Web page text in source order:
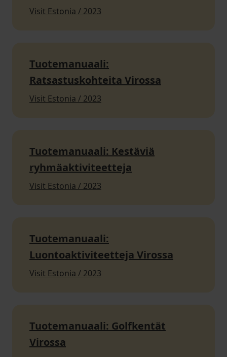
Visit Estonia / 2023
Tuotemanuaali:
Ratsastuskohteita Virossa
Visit Estonia / 2023
Tuotemanuaali: Kestäviä
ryhmäaktiviteetteja
Visit Estonia / 2023
Tuotemanuaali:
Luontoaktiviteetteja Virossa
Visit Estonia / 2023
Tuotemanuaali: Golfkentät
Virossa